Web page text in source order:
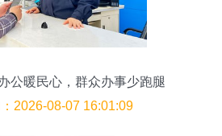
公暖民心，群众办事少跑腿
2026-08-07 16:01:09